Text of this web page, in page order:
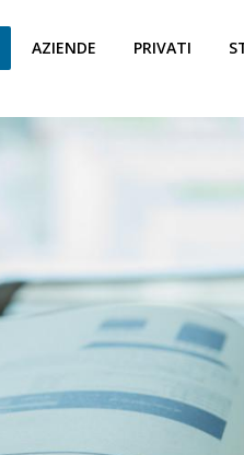
PRIVATI
AZIENDE